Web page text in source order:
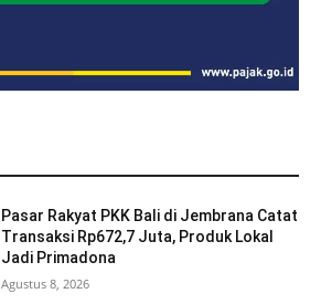
Pasar Rakyat PKK Bali di Jembrana Catat
Transaksi Rp672,7 Juta, Produk Lokal
Jadi Primadona
Agustus 8, 2026